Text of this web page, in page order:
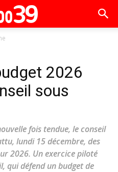
2026
sous
fois tendue, le conseil
lundi 15 décembre, des
2026. Un exercice piloté
qui défend un budget de